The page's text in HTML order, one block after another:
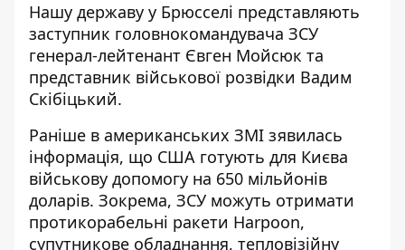
Нашу державу у Брюсселі представляють
заступник головнокомандувача ЗСУ
генерал-лейтенант Євген Мойсюк та
представник військової розвідки Вадим
Скібіцький.
Раніше в американських ЗМІ зявилась
інформація, що США готують для Києва
військову допомогу на 650 мільйонів
доларів. Зокрема, ЗСУ можуть отримати
протикорабельні ракети Harpoon,
супутникове обладнання, тепловізійну